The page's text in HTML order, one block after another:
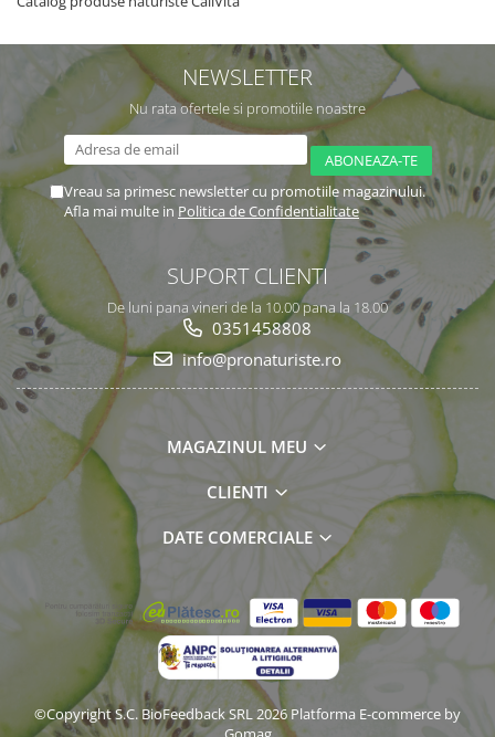
NEWSLETTER
Nu rata ofertele si promotiile noastre
Vreau sa primesc newsletter cu promotiile magazinului.
Afla mai multe in Politica de Confidentialitate
SUPORT CLIENTI
De luni pana vineri de la 10.00 pana la 18.00
0351458808
info@pronaturiste.ro
MAGAZINUL MEU
CLIENTI
DATE COMERCIALE
©Copyright S.C. BioFeedback SRL 2026Platforma E-commerce by